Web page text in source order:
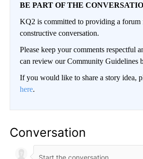
BE PART OF THE
KQ2 is committed to providing a forum
constructive conversation.
Please keep your comments respectful
can review our Community Guidelines
If you would like to share a story idea,
here.
Conversation